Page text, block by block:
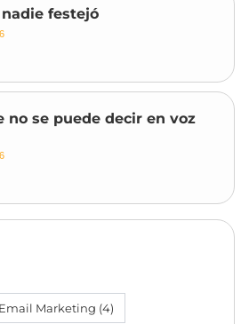
festejó
no se puede decir en voz
Email Marketing (4)